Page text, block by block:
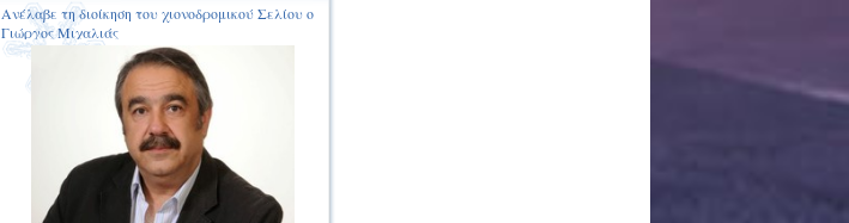
Ανέλαβε τη διοίκηση του χιονοδρομικού Σελίου ο
Γιώργος Μιχαλιάς